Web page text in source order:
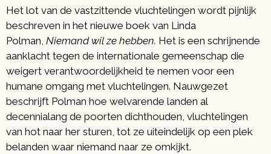
Het lot van de vastzittende vluchtelingen wordt pijnlijk
beschreven in het nieuwe boek van Linda
Polman, Niemand wil ze hebben. Het is een schrijnende
aanklacht tegen de internationale gemeenschap die
weigert verantwoordelijkheid te nemen voor een
humane omgang met vluchtelingen. Nauwgezet
beschrijft Polman hoe welvarende landen al
decennialang de poorten dichthouden, vluchtelingen
van hot naar her sturen, tot ze uiteindelijk op een plek
belanden waar niemand naar ze omkijkt.